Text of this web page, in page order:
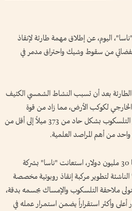
اليوم، عن إطلاق مهمة طارئة لإنقاذ
من سقوط وشيك واحتراق مدمر في
الطارئة بعد أن تسبب النشاط الشمسي الكثيف
لكوكب الأرض، مما زاد من قوة
الاحتكاك وأدى إلى هبوط مدار التلسكوب بشكل حاد من 373 ميلاً إلى أقل من
ولتنفيذ العملية البالغة تكلفتها 30 مليون دولار، استعانت "ناسا" بشركة
لتطوير مركبة إنقاذ روبوتية مخصصة
ملاحقة التلسكوب والإمساك بجسمه بدقة،
أعلى وأكثر استقراراً يضمن استمرار عمله في